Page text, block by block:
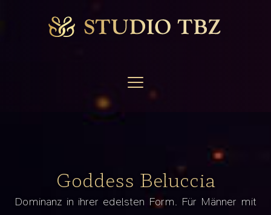
Goddess Beluccia
Dominanz in ihrer edelsten Form. Für Männer mit